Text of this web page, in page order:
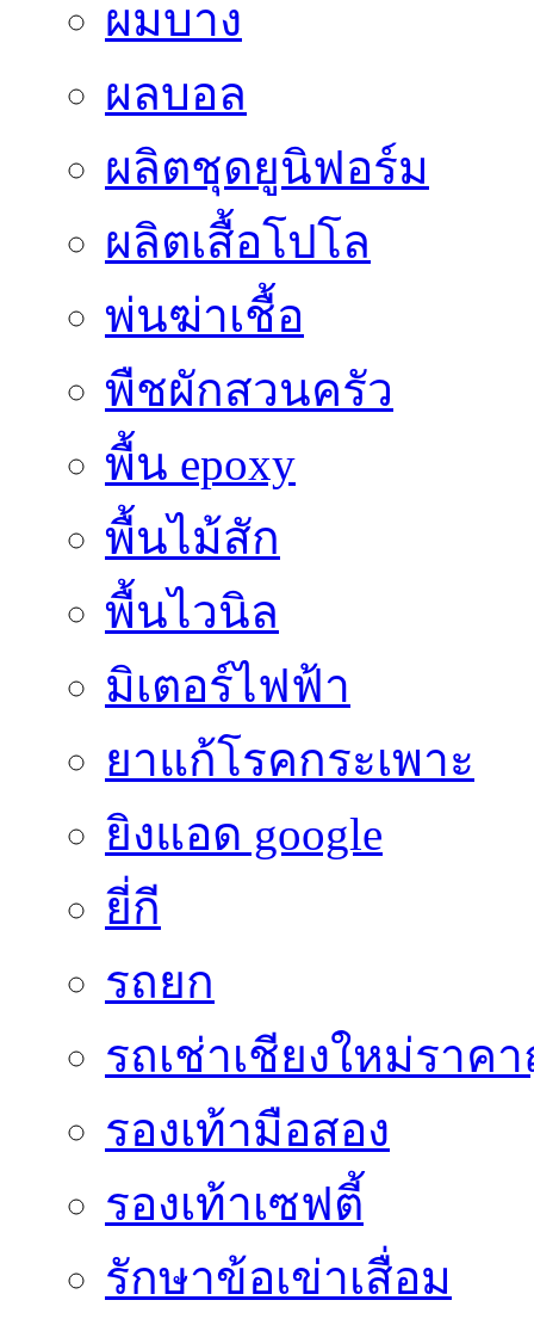
ผมบาง
ผลบอล
ผลิตชุดยูนิฟอร์ม
ผลิตเสื้อโปโล
พ่นฆ่าเชื้อ
พืชผักสวนครัว
พื้น epoxy
พื้นไม้สัก
พื้นไวนิล
มิเตอร์ไฟฟ้า
ยาแก้โรคกระเพาะ
ยิงแอด google
ยี่กี
รถยก
รถเช่าเชียงใหม่ราค
รองเท้ามือสอง
รองเท้าเซฟตี้
รักษาข้อเข่าเสื่อม